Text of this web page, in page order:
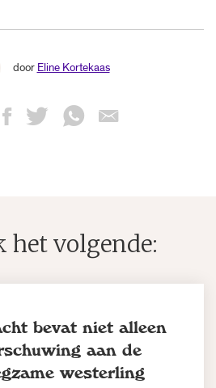
door Eline Kortekaas
het volgende:
bevat niet alleen
aan de
westerling